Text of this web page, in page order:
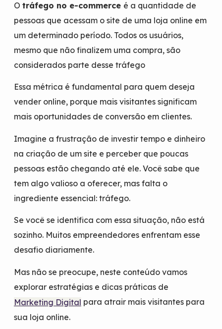
O tráfego no e-commerce é a quantidade de
pessoas que acessam o site de uma loja online em
um determinado período. Todos os usuários,
mesmo que não finalizem uma compra, são
considerados parte desse tráfego
Essa métrica é fundamental para quem deseja
vender online, porque mais visitantes significam
mais oportunidades de conversão em clientes.
Imagine a frustração de investir tempo e dinheiro
na criação de um site e perceber que poucas
pessoas estão chegando até ele. Você sabe que
tem algo valioso a oferecer, mas falta o
ingrediente essencial: tráfego.
Se você se identifica com essa situação, não está
sozinho. Muitos empreendedores enfrentam esse
desafio diariamente.
Mas não se preocupe, neste conteúdo vamos
explorar estratégias e dicas práticas de
Marketing Digital para atrair mais visitantes para
sua loja online.